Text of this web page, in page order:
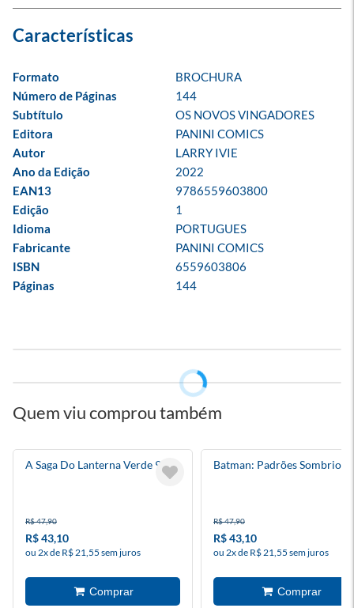
Formato
BROCHURA
Número de Páginas
144
Subtítulo
OS NOVOS VINGADORES
Editora
PANINI COMICS
Autor
LARRY IVIE
Ano da Edição
2022
EAN13
9786559603800
Edição
1
Idioma
PORTUGUES
Fabricante
PANINI COMICS
ISBN
6559603806
Páginas
144
Quem viu comprou também
A Saga Do Lanterna Verde 9
R$ 47,90
R$ 43,10
ou 2x de R$ 21,55 sem juros
Batman: Padrões Sombrios 1
R$ 47,90
R$ 43,10
ou 2x de R$ 21,55 sem juros